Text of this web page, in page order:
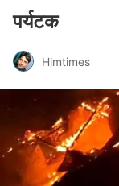
पर्यटक
Himtimes